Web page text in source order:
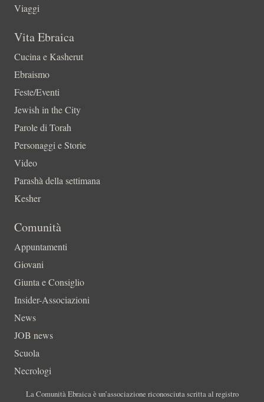
Viaggi
Vita Ebraica
Cucina e Kasherut
Ebraismo
Feste/Eventi
Jewish in the City
Parole di Torah
Personaggi e Storie
Video
Parashà della settimana
Kesher
Comunità
Appuntamenti
Giovani
Giunta e Consiglio
Insider-Associazioni
News
JOB news
Scuola
Necrologi
La Comunità Ebraica è un’associazione riconosciuta scritta al registro